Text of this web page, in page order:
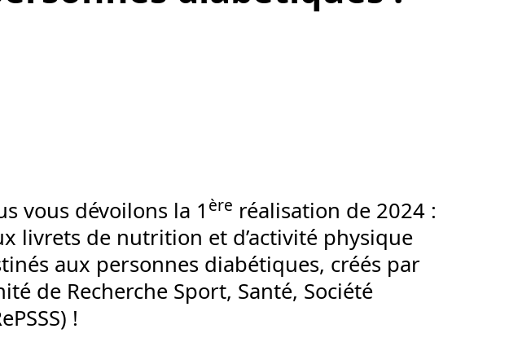
vous dévoilons la 1 ère réalisation de 2024 :
livrets de nutrition et d’activité physique
aux personnes diabétiques, créés par
de Recherche Sport, Santé, Société
!